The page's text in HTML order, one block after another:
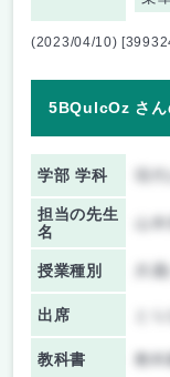
(2023/04/10)
5BQulcOz さん
学部 学科
担当の先生
名
授業種別 共
出席
教科書 教